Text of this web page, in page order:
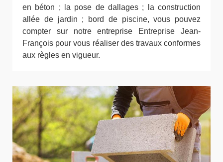
en béton ; la pose de dallages ; la construction
allée de jardin ; bord de piscine, vous pouvez
compter sur notre entreprise Entreprise Jean-
François pour vous réaliser des travaux conformes
aux règles en vigueur.